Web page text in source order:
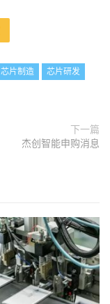
芯片制造
芯片研发
下一篇
杰创智能申购消息